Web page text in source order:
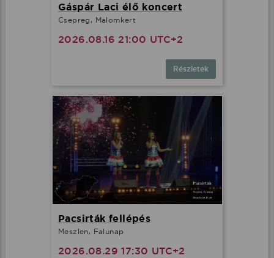
Gáspár Laci élő koncert
Csepreg, Malomkert
2026.08.16 21:00 UTC+2
Részletek
Pacsirták fellépés
Meszlen, Falunap
2026.08.29 17:30 UTC+2